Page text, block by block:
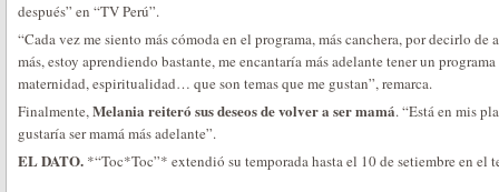
después” en “TV Perú”.
“Cada vez me siento más cómoda en el programa, más canchera, por decirlo
más, estoy aprendiendo bastante, me encantaría más adelante tener un
maternidad, espiritualidad… que son temas que me gustan”, remarca.
Finalmente,Melania reiteró sus deseos de volver a ser mamá. “Está en mis
gustaría ser mamá más adelante”.
EL DATO. *“Toc*Toc”* extendió su temporada hasta el 10 de setiembre en el